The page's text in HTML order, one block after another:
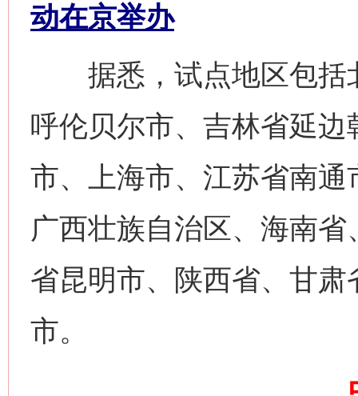
动在京举办
据悉，试点地区包括
呼伦贝尔市、吉林省延
市、上海市、江苏省南
广西壮族自治区、海南
省昆明市、陕西省、甘
市。